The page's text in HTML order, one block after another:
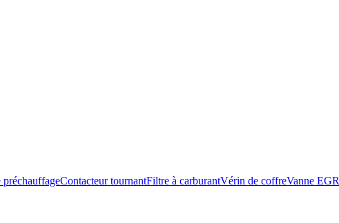
Contacteur tournantFiltre à carburantVérin de coffreVanne EGR